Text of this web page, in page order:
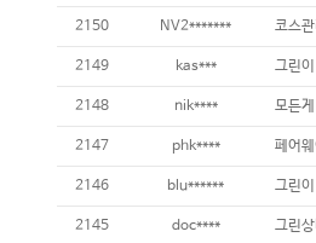
2150 NV2*******
2149 kas***
2148 nik****
2147 phk****
2146 blu****** 그린
2145 doc****